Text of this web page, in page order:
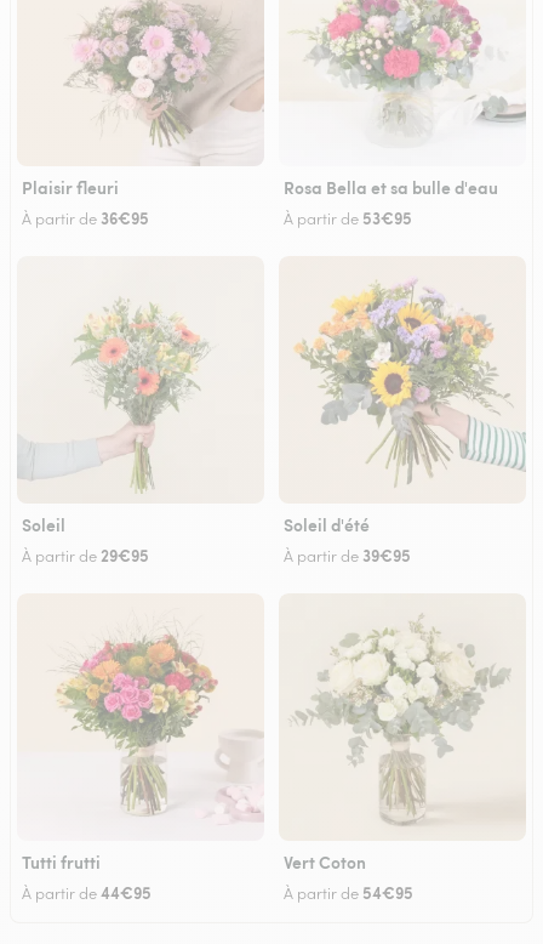
Plaisir fleuri
À partir de 36€95
Rosa Bella et sa bulle d'eau
À partir de 53€95
Soleil
À partir de29€95
Soleil d'été
À partir de 39€95
Tutti frutti
À partir de44€95
Vert Coton
À partir de 54€95